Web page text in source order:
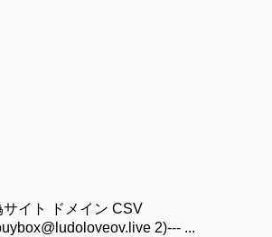
イト ドメイン CSV
2)--- ...